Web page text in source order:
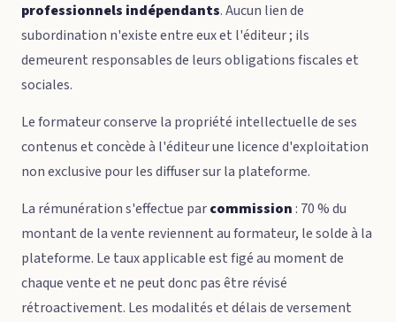
professionnels indépendants. Aucun lien de
subordination n'existe entre eux et l'éditeur ; ils
demeurent responsables de leurs obligations fiscales et
sociales.
Le formateur conserve la propriété intellectuelle de ses
contenus et concède à l'éditeur une licence d'exploitation
non exclusive pour les diffuser sur la plateforme.
La rémunération s'effectue parcommission : 70 % du
montant de la vente reviennent au formateur, le solde à la
plateforme. Le taux applicable est figé au moment de
chaque vente et ne peut donc pas être révisé
rétroactivement. Les modalités et délais de versement